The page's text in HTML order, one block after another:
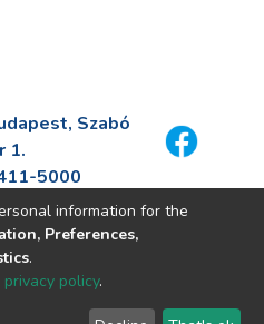
Szabó
1.
5000
information for the
Preferences,
.
privacy policy.